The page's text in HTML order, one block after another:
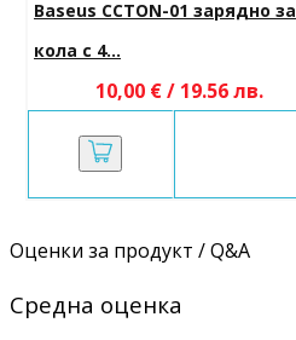
Baseus CCTON-01 зарядно за
кола с 4...
10,00 € / 19.56 лв.
Оценки за продукт / Q&A
Средна оценка